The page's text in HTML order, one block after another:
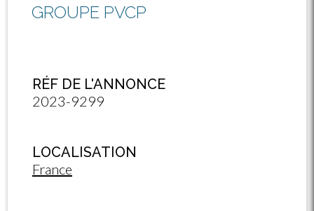
GROUPE PVCP
RÉF DE L'ANNONCE
2023-9299
LOCALISATION
France